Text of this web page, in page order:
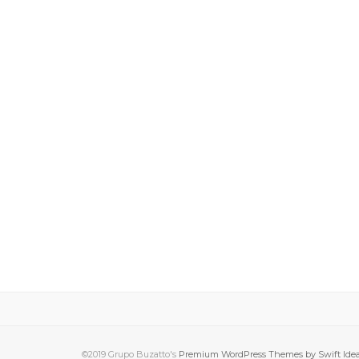
©2019 Grupo Buzatto's Premium WordPress Themes by Swift